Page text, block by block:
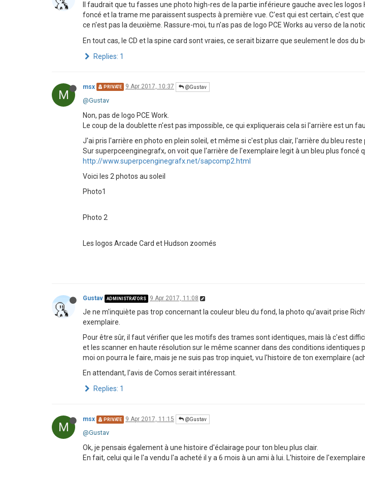
Il faudrait que tu fasses une photo high-res de la partie inférieure gauche avec les
foncé et la trame me paraissent suspects à première vue. C'est qui est certain, c'est
ce n'est pas la deuxième. Rassure-moi, tu n'as pas de logo PCE Works au verso de la
En tout cas, le CD et la spine card sont vraies, ce serait bizarre que seulement le dos du
Replies: 1
M
msx PRIVATE 9 Apr 2017, 10:37 @Gustav
@Gustav
Non, pas de logo PCE Work.
Le coup de la doublette n'est pas impossible, ce qui expliquerais cela si l'arrière est un
J'ai pris l'arrière en photo en plein soleil, et même si c'est plus clair, l'arrière du bleu
Sur superpceenginegrafx, on voit que l'arrière de l'exemplaire legit à un bleu plus foncé
http://www.superpcenginegrafx.net/sapcomp2.html
Voici les 2 photos au soleil
Photo1
Photo 2
Les logos Arcade Card et Hudson zoomés
Gustav ADMINISTRATORS 9 Apr 2017, 11:08
Je ne m'inquiète pas trop concernant la couleur bleu du fond, la photo qu'avait prise
exemplaire.
Pour être sûr, il faut vérifier que les motifs des trames sont identiques, mais là c'est
et les scanner en haute résolution sur le même scanner dans des conditions
moi on pourra le faire, mais je ne suis pas trop inquiet, vu l'histoire de ton exemplaire
En attendant, l'avis de Comos serait intéressant.
Replies: 1
M
msx PRIVATE 9 Apr 2017, 11:15 @Gustav
@Gustav
Ok, je pensais également à une histoire d'éclairage pour ton bleu plus clair.
En fait, celui qui le l'a vendu l'a acheté il y a 6 mois à un ami à lui. L'histoire de